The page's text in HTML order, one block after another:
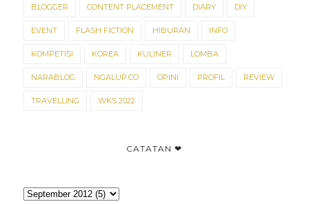
BLOGGER CONTENT PLACEMENT DIARY DIY
EVENT FLASH FICTION HIBURAN INFO
KOMPETISI KOREA KULINER LOMBA
NARABLOG NGALUP.CO OPINI PROFIL REVIEW
TRAVELLING WKS 2022
CATATAN ❤